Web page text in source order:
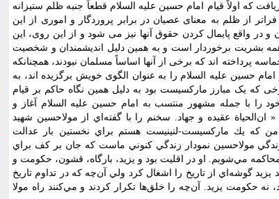
که اولاً قیام امام حسین علیه السلام قطعاً جنبه ظلم ستیزانه
از ظلم به معنای عصیان در برابر پروردگار و اموری از این
در واقع پایمال کردن حقوق آنها نیز می شود و از این روی، این
بشریت برخوردار است و به همین دلیل اندیشمندان و شخصیت
پرداخته اند که برخی از آنها اساساً مسلمان نبودند، همچنانکه
حسین علیه السلام را به عنوان الگوی خویش برگزیده اند، به
یک مبارز مارکسیست بود به دلیل همین نگاه حاکم بر قیام
را با جمله مشهور منتسب به امام حسین علیه السلام آغاز و
« ان‌الحياة عقيده و جهاد. سخنم را با گفته‌اي از مولاحسين شهيد
كه يك ماركسيست-لنينيست هستم براي نخستين بار عدالت
مولاحسين نمودار زندگي كنوني ماست كه جان بر كف براي
مي‌شويم. او در اقليت بود و يزيد، بارگاه، قشون، حكومت و
گوشه‌اي از تاريخ را اشغال كرد ولي آن‌چه كه در تداوم تاريخ
نه حكومت يزيد. آن‌چه را خلق‌ها تكرار كردند و مي‌كنند راه مولا